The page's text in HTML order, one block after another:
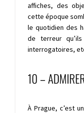
affiches, des
cette époque
le quotidien des
de terreur
interrogatoires,
10 –
À Prague, c’est